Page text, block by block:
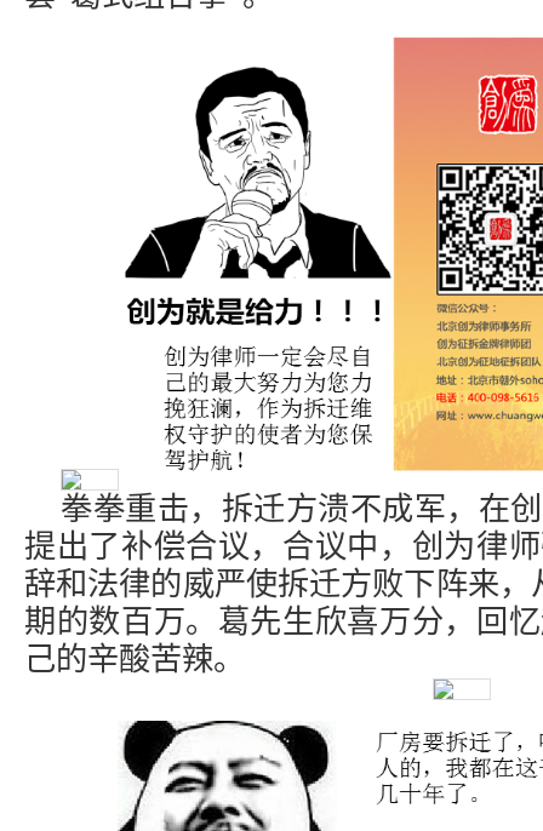
拳拳重击，拆迁方溃不成军，在
提出了补偿合议，合议中，创为律
辞和法律的威严使拆迁方败下阵来，
期的数百万。葛先生欣喜万分，回
己的辛酸苦辣。